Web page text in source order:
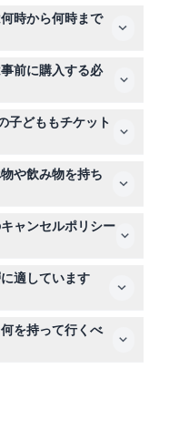
時から何時まで
間は、平日は午前10
10時から午後8時30
より変動する場合が
ジュールをご確認く
で、ご予約時に必ず
前に購入する必
このウェブサイトを
予約および購入が必
子どももチケット
ットや事前登録は
や飲み物を持ち
お湯が必要なものも
物の持ち込みが可能
ャンセルポリシー
でもキャンセルでき
ご確認ください。
適しています
層に対応しており、
11歳）、シニア（60
、3歳未満は無料入
を持って行くべ